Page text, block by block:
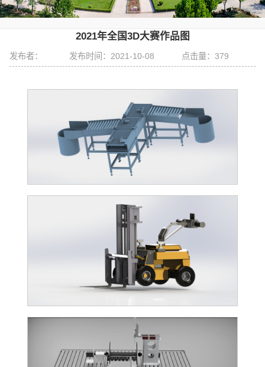
2021年全国3D大赛作品图
发布者： 发布时间：2021-10-08 点击量： 379